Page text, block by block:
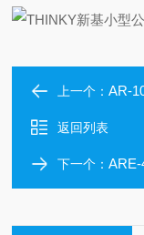
上一个：AR-
返回列表
下一个：ARE-